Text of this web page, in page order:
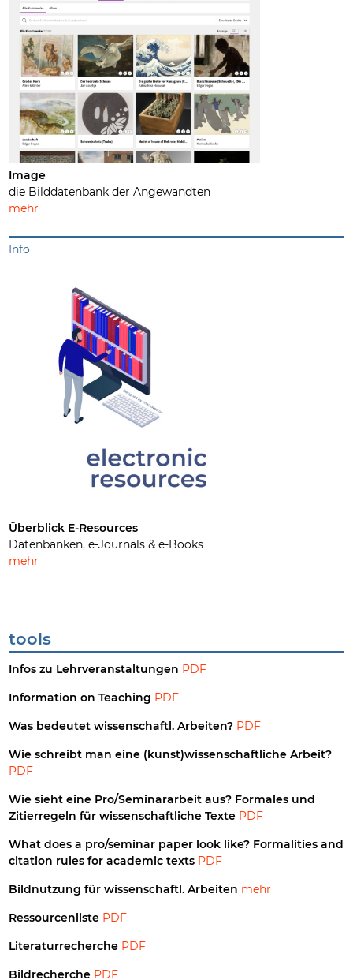
Image
die Bilddatenbank der Angewandten
mehr
Info
Überblick E-Resources
Datenbanken, e-Journals & e-Books
mehr
tools
Infos zu Lehrveranstaltungen PDF
Information on Teaching PDF
Was bedeutet wissenschaftl. Arbeiten? PDF
Wie schreibt man eine (kunst)wissenschaftliche Arbeit?
PDF
Wie sieht eine Pro/Seminararbeit aus? Formales und
Zitierregeln für wissenschaftliche Texte PDF
What does a pro/seminar paper look like? Formalities and
citation rules for academic texts PDF
Bildnutzung für wissenschaftl. Arbeiten mehr
Ressourcenliste PDF
Literaturrecherche PDF
Bildrecherche PDF